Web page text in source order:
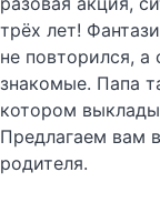
трёх лет!
не повторился, а
знакомые. Папа
котором
Предлагаем вам
родителя.